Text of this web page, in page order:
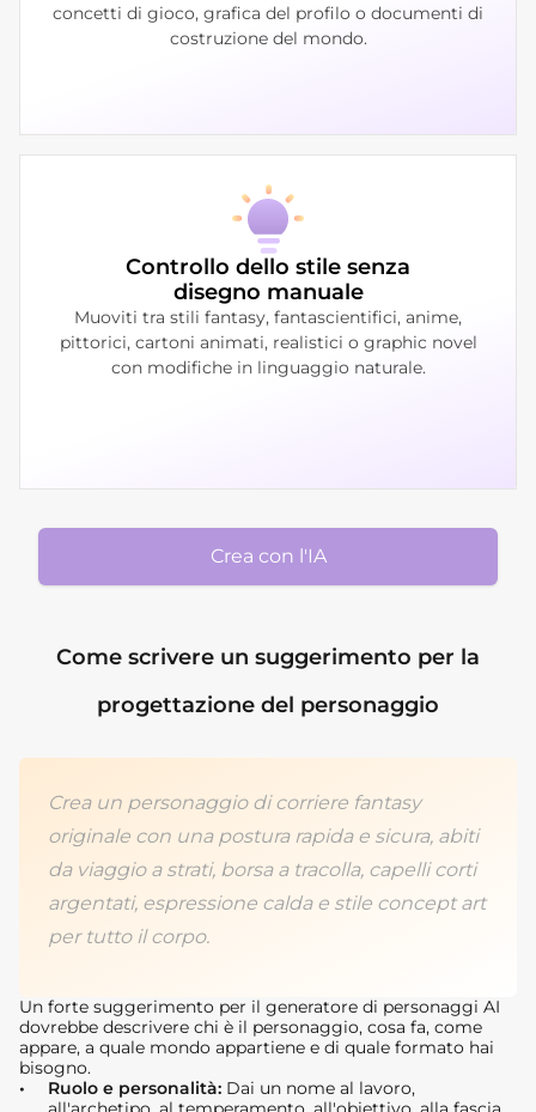
concetti di gioco, grafica del profilo o documenti di
costruzione del mondo.
Controllo dello stile senza
disegno manuale
Muoviti tra stili fantasy, fantascientifici, anime,
pittorici, cartoni animati, realistici o graphic novel
con modifiche in linguaggio naturale.
Crea con l'IA
Come scrivere un suggerimento per la
progettazione del personaggio
Crea un personaggio di corriere fantasy
originale con una postura rapida e sicura, abiti
da viaggio a strati, borsa a tracolla, capelli corti
argentati, espressione calda e stile concept art
per tutto il corpo.
Un forte suggerimento per il generatore di personaggi AI
dovrebbe descrivere chi è il personaggio, cosa fa, come
appare, a quale mondo appartiene e di quale formato hai
bisogno.
Ruolo e personalità: Dai un nome al lavoro,